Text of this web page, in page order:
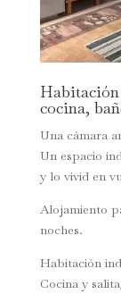
cocina,
Una cámara
Un espacio
y lo vivid en
Alojamiento
noches.
Habitación
Cocina y